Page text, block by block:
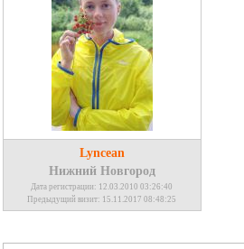
Lyncean
Нижний Новгород
Дата регистрации: 12.03.2010 03:26:40
Предыдущий визит: 15.11.2017 08:48:25